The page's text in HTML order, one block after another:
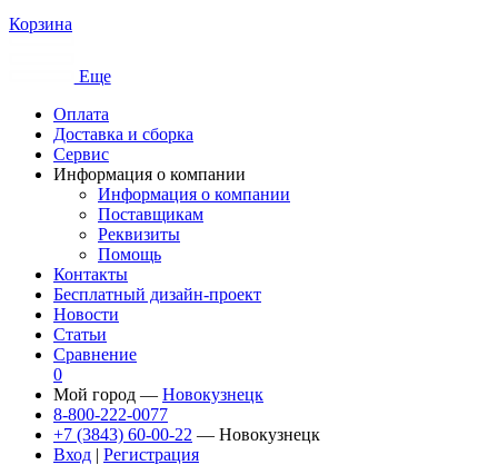
Корзина
Еще
Оплата
Доставка и сборка
Сервис
Информация о компании
Информация о компании
Поставщикам
Реквизиты
Помощь
Контакты
Бесплатный дизайн-проект
Новости
Статьи
Сравнение
0
Мой город — Новокузнецк
8-800-222-0077
+7 (3843) 60-00-22 — Новокузнецк
Вход | Регистрация